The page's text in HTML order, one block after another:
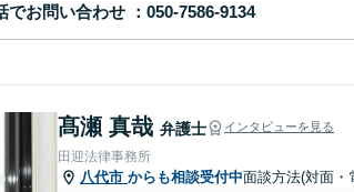
でお問い合わせ
髙瀬 真哉 弁護士 インタビューを見る
田迎法律事務所
八代市 からも相談受付中面談方法(対面・